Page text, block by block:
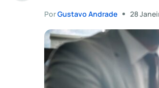
PorGustavo Andrade 28